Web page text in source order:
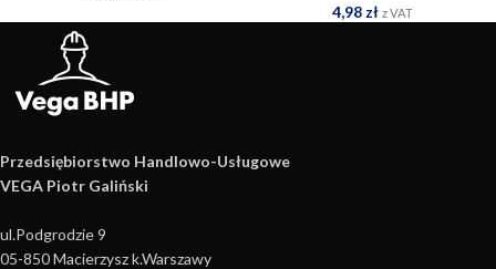
4,98 zł z VAT
Przedsiębiorstwo Handlowo­-Usługowe
VEGA Piotr Galiński
ul.Podgrodzie 9
05-850 Macierzysz k.Warszawy